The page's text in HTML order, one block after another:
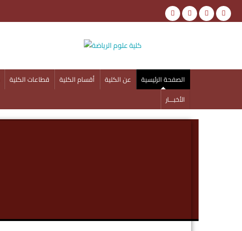
كلية علوم الرياضة
جامعة أسوان
الصفحة الرئيسية عن الكلية أقسام الكلية قطاعات الكلية
الأخبـــار